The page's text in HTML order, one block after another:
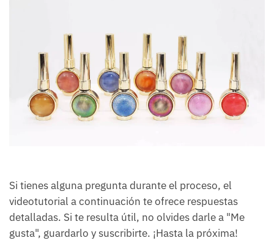
Si tienes alguna pregunta durante el proceso, el
videotutorial a continuación te ofrece respuestas
detalladas. Si te resulta útil, no olvides darle a "Me
gusta", guardarlo y suscribirte. ¡Hasta la próxima!